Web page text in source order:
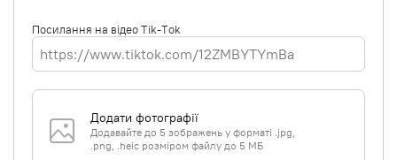
Посилання на відео Tik-Tok
Додати фотографії
Додавайте до 5 зображень у форматі .jpg,
.png, .heic розміром файлу до 5 МБ